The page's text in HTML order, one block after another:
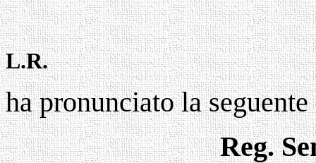
L.R.
ha pronunciato la seguente
Reg.